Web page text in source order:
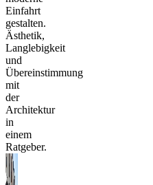
Einfahrt
gestalten.
Ästhetik,
Langlebigkeit
und
Übereinstimmung
mit
der
Architektur
in
einem
Ratgeber.